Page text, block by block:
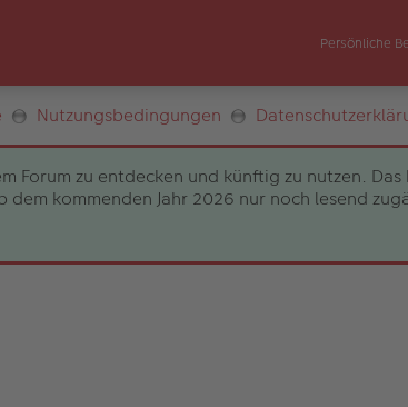
Persönliche
Nutzungsbedingungen
Forum zu entdecken und künftig zu nutzen.
kommenden Jahr 2026 nur noch lesend